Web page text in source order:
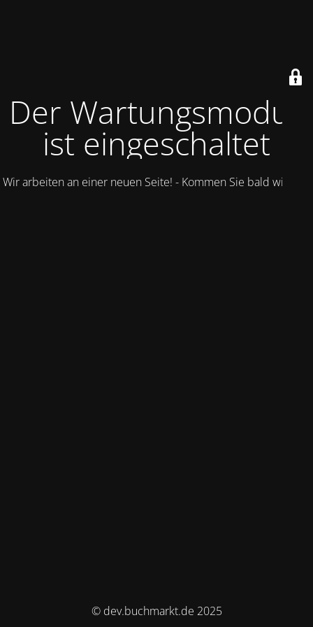
Der Wartungsmodus
ist eingeschaltet
Wir arbeiten an einer neuen Seite! - Kommen Sie bald wieder.
© dev.buchmarkt.de 2025